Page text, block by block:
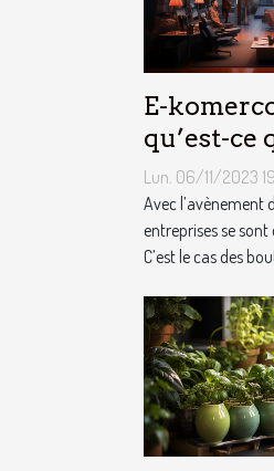
E-
qu’est-ce
Lun. 06/11/2023
Avec l’avènement
entreprises se
C’est le cas des